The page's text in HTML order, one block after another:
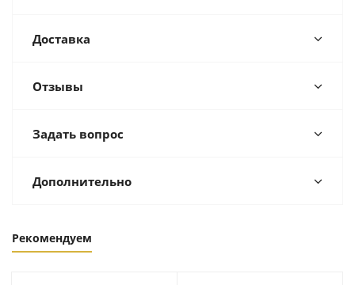
Доставка
Отзывы
Задать вопрос
Дополнительно
Рекомендуем